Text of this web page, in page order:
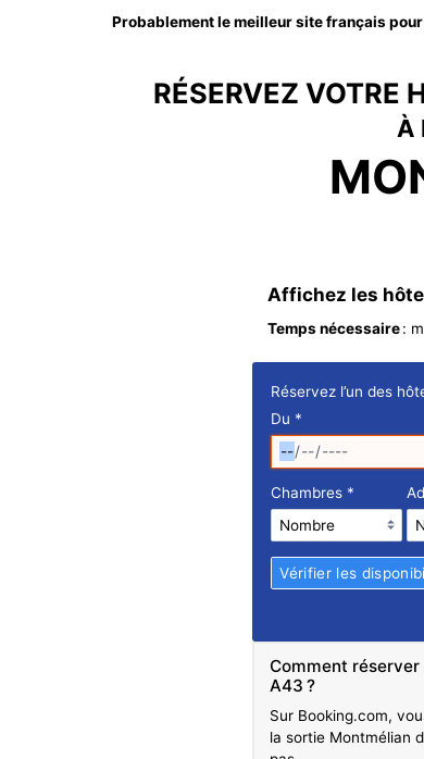
Probablement le meilleur site français
RÉSERVEZ VOTRE
À
Affichez les
Temps nécessaire:
Réservez l’un des
Du *
Chambres *
Comment
A43 ?
Sur Booking.com,
la sortie Montmélian